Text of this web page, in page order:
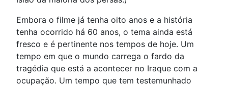
Embora o filme já tenha oito anos e a história
tenha ocorrido há 60 anos, o tema ainda está
fresco e é pertinente nos tempos de hoje. Um
tempo em que o mundo carrega o fardo da
tragédia que está a acontecer no Iraque com a
ocupação. Um tempo que tem testemunhado